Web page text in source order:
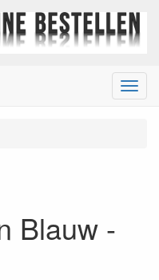
Menu
Blauw -